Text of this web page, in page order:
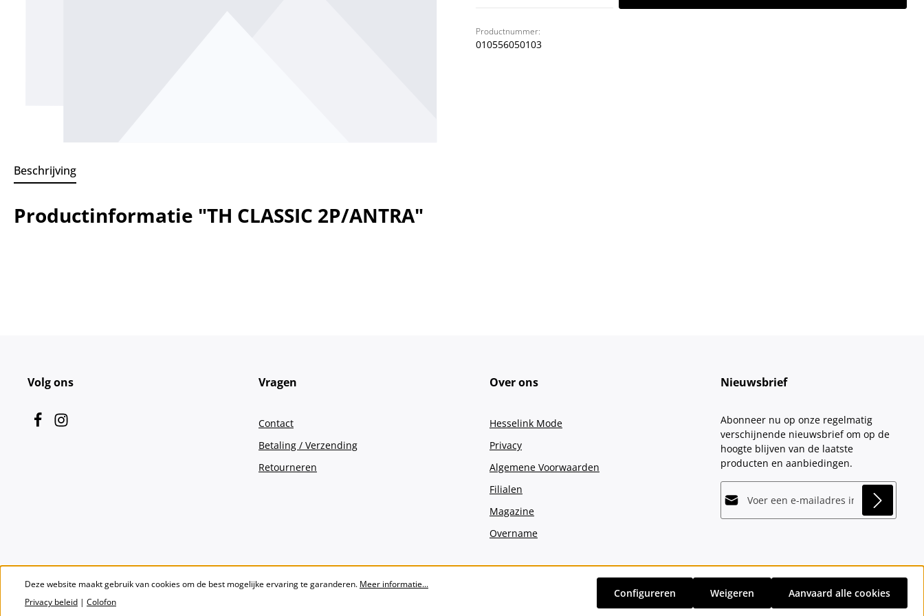
Productnummer:
010556050103
Beschrijving
Productinformatie "TH CLASSIC 2P/ANTRA"
Volg ons Vragen
Contact
Betaling / Verzending
Retourneren
Over ons
Hesselink Mode
Privacy
Algemene Voorwaarden
Filialen
Magazine
Overname
Nieuwsbrief
Abonneer nu op onze regelmatig
verschijnende nieuwsbrief om op de
hoogte blijven van de laatste
producten en aanbiedingen.
u dat u onze
gegevensbeschermingsinformatiehebt
gelezen en onze
algemene voorwaardenhebt
verzendkostenen eventuele bezorgkosten, indien niet anders vermeld.
Deze website maakt gebruik van cookies om de best mogelijke ervaring te garanderen. Meer informatie...
Privacy beleid | Colofon
Weigeren
Configureren Aanvaard alle cookies